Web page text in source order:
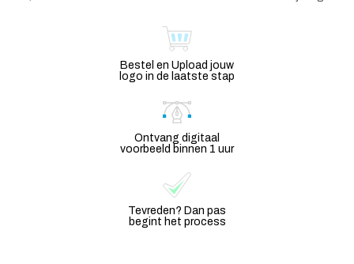
Bestel en Upload jouw
logo in de laatste stap
Ontvang digitaal
voorbeeld binnen 1 uur
Tevreden? Dan pas
begint het process